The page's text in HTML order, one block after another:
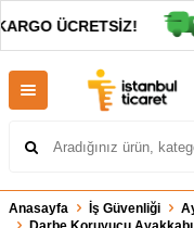
ÜCRETSİZ!
Anasayfa İş Güvenliği